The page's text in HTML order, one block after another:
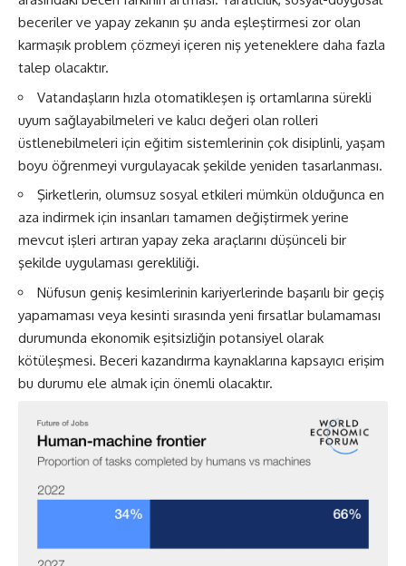
beceriler ve yapay zekanın şu anda eşleştirmesi zor olan
karmaşık problem çözmeyi içeren niş yeteneklere daha fazla
talep olacaktır.
Vatandaşların hızla otomatikleşen iş ortamlarına sürekli
uyum sağlayabilmeleri ve kalıcı değeri olan rolleri
üstlenebilmeleri için eğitim sistemlerinin çok disiplinli, yaşam
boyu öğrenmeyi vurgulayacak şekilde yeniden tasarlanması.
Şirketlerin, olumsuz sosyal etkileri mümkün olduğunca en
aza indirmek için insanları tamamen değiştirmek yerine
mevcut işleri artıran yapay zeka araçlarını düşünceli bir
şekilde uygulaması gerekliliği.
Nüfusun geniş kesimlerinin kariyerlerinde başarılı bir geçiş
yapamaması veya kesinti sırasında yeni fırsatlar bulamaması
durumunda ekonomik eşitsizliğin potansiyel olarak
kötüleşmesi. Beceri kazandırma kaynaklarına kapsayıcı erişim
bu durumu ele almak için önemli olacaktır.